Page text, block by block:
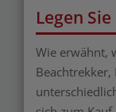
Legen
Wie erwähnt,